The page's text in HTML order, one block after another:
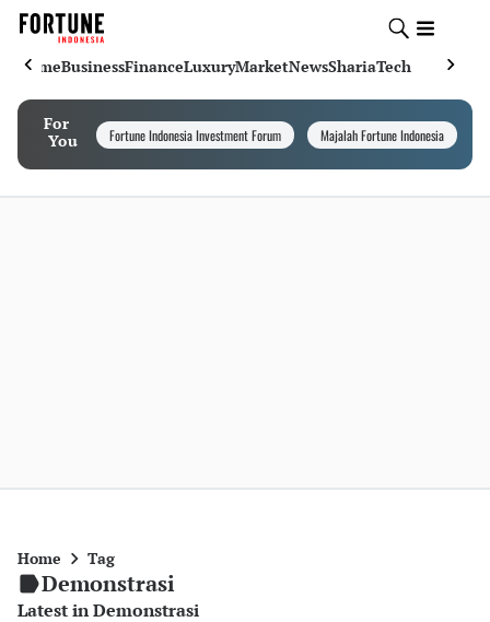
HomeBusinessFinanceLuxuryMarketNewsShariaTech
For
You
Fortune Indonesia Investment Forum Majalah Fortune Indonesia
Home Tag
Demonstrasi
Latest in Demonstrasi